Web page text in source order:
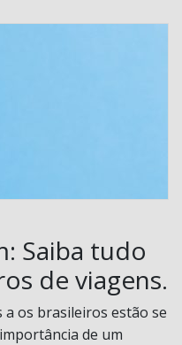
Saiba tudo
de viagens.
a os brasileiros estão se
de um